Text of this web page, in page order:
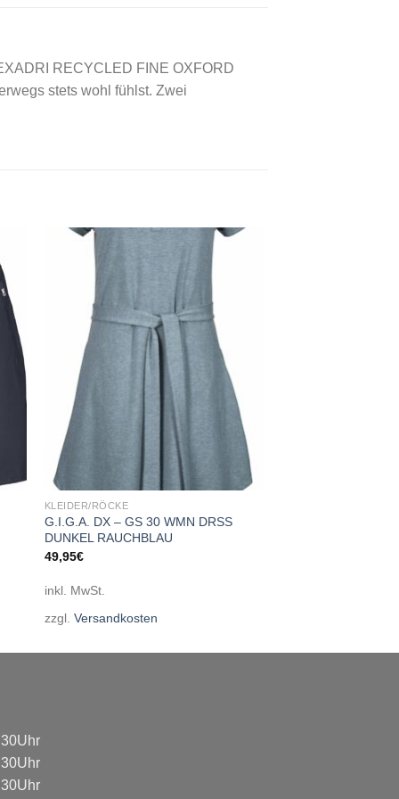
RECYCLED FINE OXFORD
stets wohl fühlst. Zwei
KLEIDER/RÖCKE
G.I.G.A. DX – GS 30 WMN DRSS
DUNKEL RAUCHBLAU
49,95€
inkl. MwSt.
zzgl. Versandkosten